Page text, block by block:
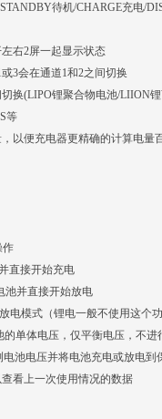
待机/CHARGE充电/
右2屏一起显示状态
3会在通道1和2之间切换
换(LIPO锂聚合物电池/LIION
等
以便充电器更精确的计算电量
作
直接开始充电
池并直接开始放电
电模式（锂电一般不使用这个
单体电压，仅平衡电压，不进
池电压并将电池充电或放电到
看上一次使用情况的数据